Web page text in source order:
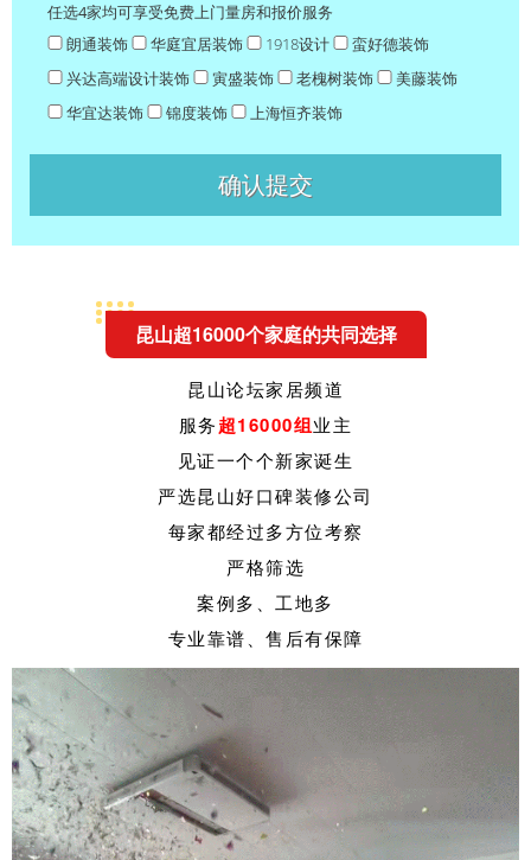
昆山超16000个家庭的共同选择
昆山论坛家居频道
服务超16000组业主
见证一个个新家诞生
严选昆山好口碑装修公司
每家都经过多方位考察
严格筛选
案例多、工地多
专业靠谱、售后有保障